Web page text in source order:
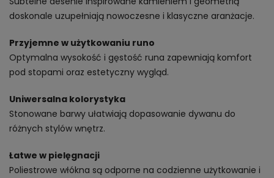
doskonale uzupełniają nowoczesne i klasyczne aranżacje.
Przyjemne w użytkowaniu runo
Optymalna wysokość i gęstość runa zapewniają komfort
pod stopami oraz estetyczny wygląd.
Uniwersalna kolorystyka
Stonowane barwy ułatwiają dopasowanie dywanu do
różnych stylów wnętrz.
Łatwe w pielęgnacji
Poliestrowe włókna są odporne na codzienne użytkowanie i